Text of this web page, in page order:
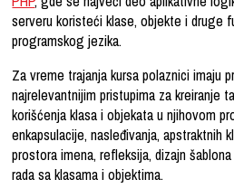
serveru koristeći klase, objekte i druge
programskog jezika.
Za vreme trajanja kursa polaznici imaju
najrelevantnijim pristupima za kreiranje
korišćenja klasa i objekata u njihovom
enkapsulacije, nasleđivanja, apstraktnih
prostora imena, refleksija, dizajn
rada sa klasama i objektima.